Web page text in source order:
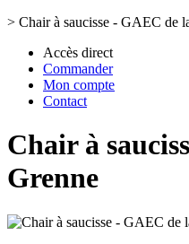
> Chair à saucisse - GAEC de
Accès direct
Commander
Mon compte
Contact
Chair à
Grenne